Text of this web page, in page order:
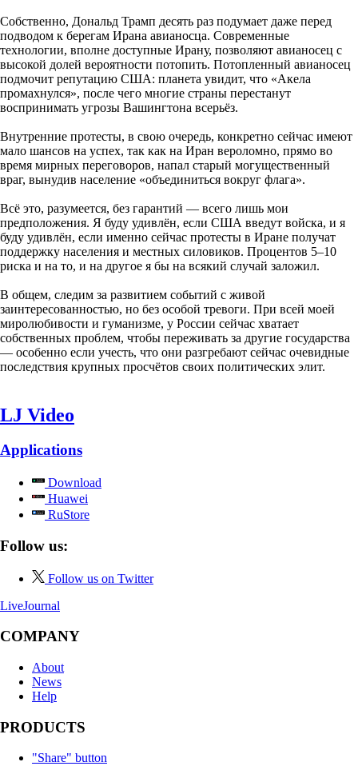
Собственно, Дональд Трамп десять раз подумает даже перед
подводом к берегам Ирана авианосца. Современные
технологии, вполне доступные Ирану, позволяют авианосец с
высокой долей вероятности потопить. Потопленный авианосец
подмочит репутацию США: планета увидит, что «Акела
промахнулся», после чего многие страны перестанут
воспринимать угрозы Вашингтона всерьёз.
Внутренние протесты, в свою очередь, конкретно сейчас имеют
мало шансов на успех, так как на Иран вероломно, прямо во
время мирных переговоров, напал старый могущественный
враг, вынудив население «объединиться вокруг флага».
Всё это, разумеется, без гарантий — всего лишь мои
предположения. Я буду удивлён, если США введут войска, и я
буду удивлён, если именно сейчас протесты в Иране получат
поддержку населения и местных силовиков. Процентов 5–10
риска и на то, и на другое я бы на всякий случай заложил.
В общем, следим за развитием событий с живой
заинтересованностью, но без особой тревоги. При всей моей
миролюбивости и гуманизме, у России сейчас хватает
собственных проблем, чтобы переживать за другие государства
— особенно если учесть, что они разгребают сейчас очевидные
последствия крупных просчётов своих политических элит.
LJ Video
Applications
Download
Huawei
RuStore
Follow us:
Follow us on Twitter
LiveJournal
COMPANY
About
News
Help
PRODUCTS
"Share" button